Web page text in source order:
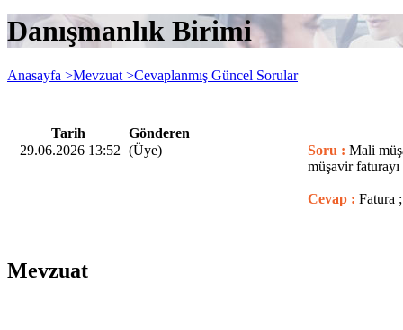
Danışmanlık Birimi
Anasayfa >Mevzuat >Cevaplanmış Güncel Sorular
Tarih
Gönderen
29.06.2026 13:52 (Üye) Soru : Mali
müşavir
Cevap : Fatura
Mevzuat